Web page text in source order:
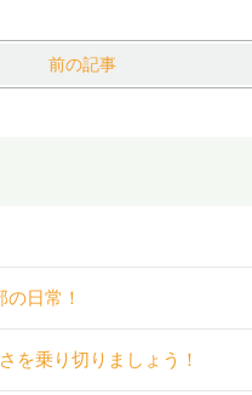
前の記事
の日常！
を乗り切りましょう！